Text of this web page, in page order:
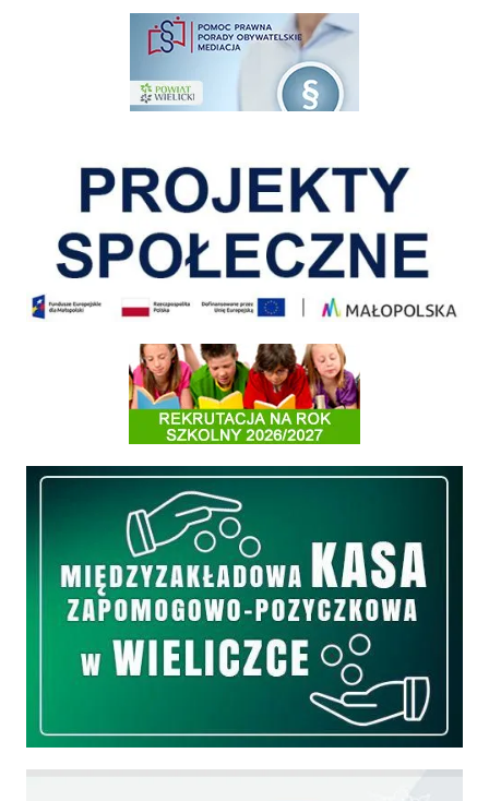
pomoc prawna wieliczka
Informacja o terminach rekrutacji na rok szkolny 2026/2027
Międzyzakładowa Kasa Zapomogowo - Pożyczkowa